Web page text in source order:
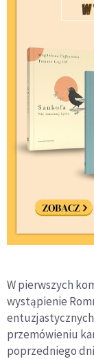
W pierwszych
wystąpienie
przemówieniu
poprzedniego